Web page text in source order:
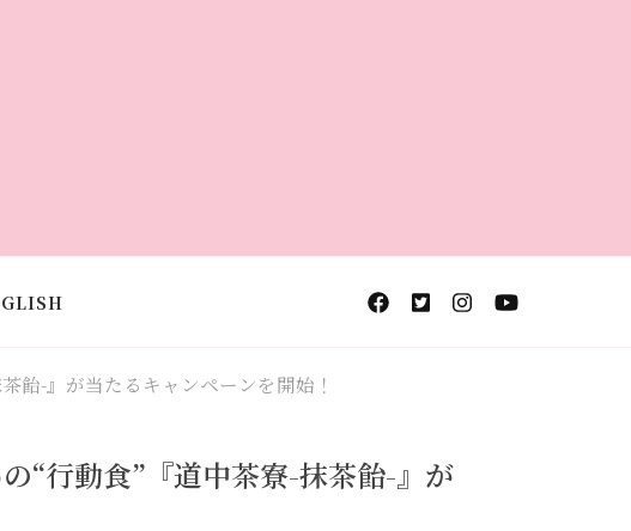
飴-』が当たるキャンペーンを開始！
“行動食”『道中茶寮-抹茶飴-』が